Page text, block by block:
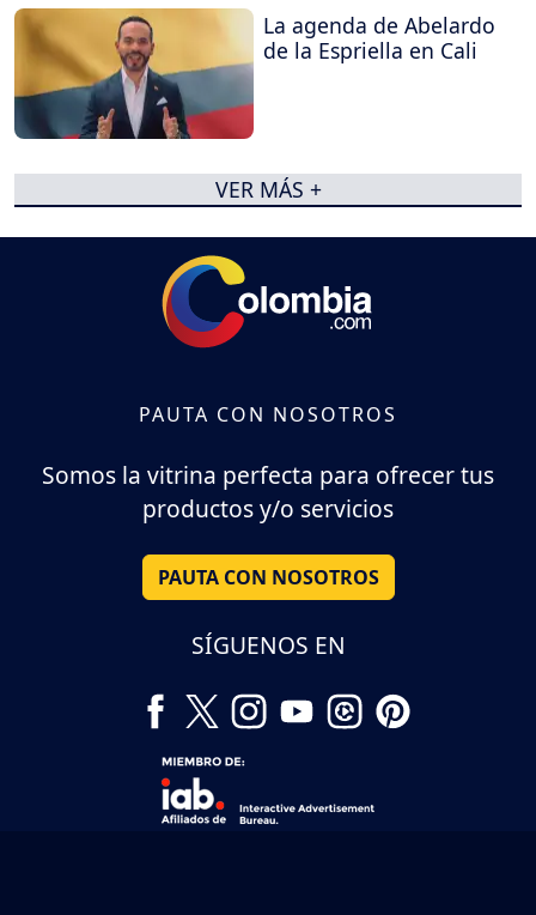
La agenda de Abelardo
de la Espriella en Cali
VER MÁS +
PAUTA CON NOSOTROS
Somos la vitrina perfecta para ofrecer tus
productos y/o servicios
PAUTA CON NOSOTROS
SÍGUENOS EN